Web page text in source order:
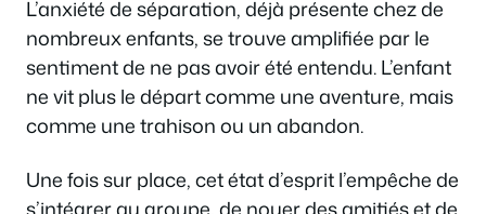
L’anxiété de séparation, déjà présente chez de
nombreux enfants, se trouve amplifiée par le
sentiment de ne pas avoir été entendu. L’enfant
ne vit plus le départ comme une aventure, mais
comme une trahison ou un abandon.
Une fois sur place, cet état d’esprit l’empêche de
s’intégrer au groupe, de nouer des amitiés et de